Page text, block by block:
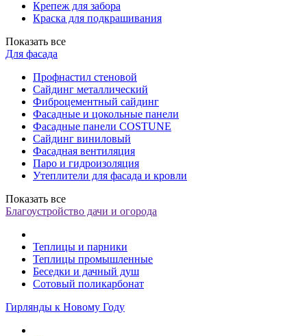
Крепеж для забора
Краска для подкрашивания
Показать все
Для фасада
Профнастил стеновой
Сайдинг металлический
Фиброцементный сайдинг
Фасадные и цокольные панели
Фасадные панели COSTUNE
Сайдинг виниловый
Фасадная вентиляция
Паро и гидроизоляция
Утеплители для фасада и кровли
Показать все
Благоустройство дачи и огорода
Теплицы и парники
Теплицы промышленные
Беседки и дачный душ
Сотовый поликарбонат
Гирлянды к Новому Году